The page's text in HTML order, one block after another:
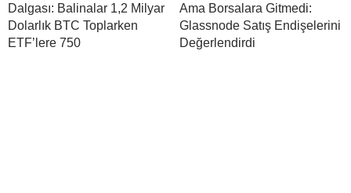
Dalgası: Balinalar 1,2 Milyar
Dolarlık BTC Toplarken
ETF’lere 750
Ama Borsalara Gitmedi:
Glassnode Satış Endişelerini
Değerlendirdi